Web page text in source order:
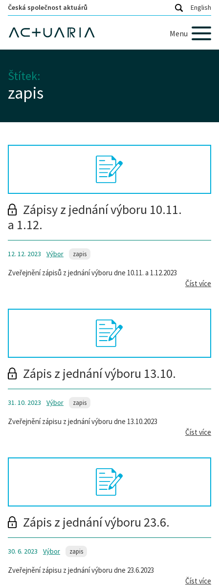
Česká společnost aktuárů English
Menu
Štítek:
zapis
Zápisy z jednání výboru 10.11.
a 1.12.
12. 12. 2023 Výbor zapis
Zveřejnění zápisů z jednání výboru dne 10.11. a 1.12.2023
Číst více
Zápis z jednání výboru 13.10.
31. 10. 2023 Výbor zapis
Zveřejnění zápisu z jednání výboru dne 13.10.2023
Číst více
Zápis z jednání výboru 23.6.
30. 6. 2023 Výbor zapis
Zveřejnění zápisu z jednání výboru dne 23.6.2023
Číst více